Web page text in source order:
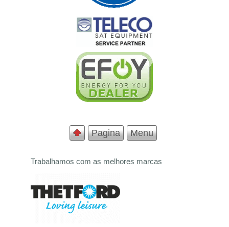
Pagina Menu
Trabalhamos com as melhores marcas